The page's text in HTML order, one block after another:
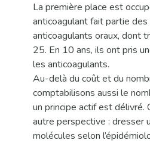
La première place est
anticoagulant fait partie
anticoagulants oraux, dont
25. En 10 ans, ils ont pris
les anticoagulants.
Au-delà du coût et du
comptabilisons aussi le
un principe actif est
autre perspective : dresser
molécules selon